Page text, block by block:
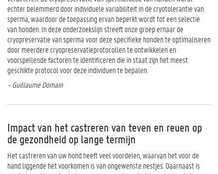
echter belemmerd door individuele variabiliteit in de cryotolerantie van
sperma, waardoor de toepassing ervan beperkt wordt tot een selectie
van honden. In deze onderzoekslijn streeft onze groep ernaar de
cryopreservatie van sperma voor deze specifieke honden te optimaliseren
door meerdere cryopreservatieprotocollen te ontwikkelen en
voorspellende factoren te identificeren die in staat zijn het meest
geschikte protocol voor deze individuen te bepalen.
– Guillaume Domain
Impact van het castreren van teven en reuen op
de gezondheid op lange termijn
Het castreren van uw hond heeft veel voordelen, waarvan het voor de
hand liggende het voorkomen is van ongewenste nestjes. Daarnaast is